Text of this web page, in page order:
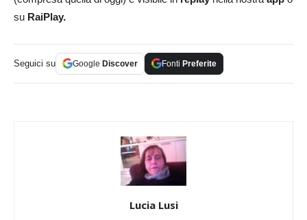
su RaiPlay.
Seguici su Google Discover Fonti Preferite
Lucia Lusi